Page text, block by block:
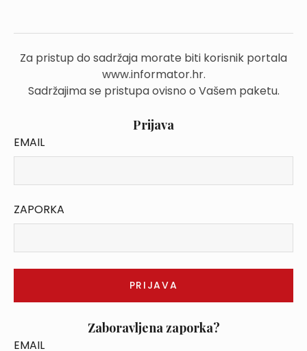
Za pristup do sadržaja morate biti korisnik portala
www.informator.hr.
Sadržajima se pristupa ovisno o Vašem paketu.
Prijava
EMAIL
ZAPORKA
Zaboravljena zaporka?
EMAIL